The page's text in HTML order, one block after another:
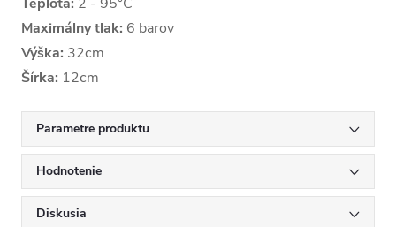
Maximálny tlak: 6 barov
Výška: 32cm
Šírka: 12cm
Parametre produktu
Hodnotenie
Diskusia